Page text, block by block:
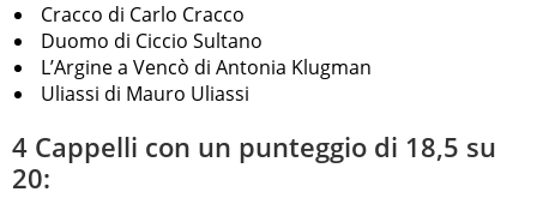
Cracco di Carlo Cracco
Duomo di Ciccio Sultano
L’Argine a Vencò di Antonia Klugman
Uliassi di Mauro Uliassi
4 Cappelli con un punteggio di 18,5 su
20: